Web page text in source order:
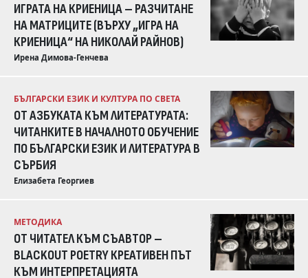
ИГРАТА НА КРИЕНИЦА – РАЗЧИТАНЕ
НА МАТРИЦИТЕ (ВЪРХУ „ИГРА НА
КРИЕНИЦА“ НА НИКОЛАЙ РАЙНОВ)
Ирена Димова-Генчева
БЪЛГАРСКИ ЕЗИК И КУЛТУРА ПО СВЕТА
ОТ АЗБУКАТА КЪМ ЛИТЕРАТУРАТА:
ЧИТАНКИТЕ В НАЧАЛНОТО ОБУЧЕНИЕ
ПО БЪЛГАРСКИ ЕЗИК И ЛИТЕРАТУРА В
СЪРБИЯ
Елизабета Георгиев
МЕТОДИКА
ОТ ЧИТАТЕЛ КЪМ СЪАВТОР –
BLACKOUT POETRY КРЕАТИВЕН ПЪТ
КЪМ ИНТЕРПРЕТАЦИЯТА